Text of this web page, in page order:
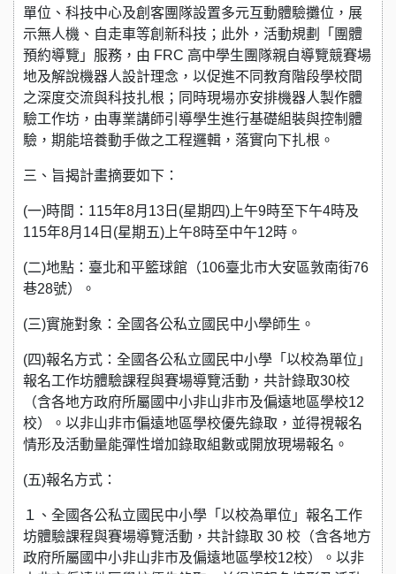
單位、科技中心及創客團隊設置多元互動體驗攤位，展
示無人機、自走車等創新科技；此外，活動規劃「團體
預約導覽」服務，由 FRC 高中學生團隊親自導覽競賽場
地及解說機器人設計理念，以促進不同教育階段學校間
之深度交流與科技扎根；同時現場亦安排機器人製作體
驗工作坊，由專業講師引導學生進行基礎組裝與控制體
驗，期能培養動手做之工程邏輯，落實向下扎根。
三、旨揭計畫摘要如下：
(一)時間：115年8月13日(星期四)上午9時至下午4時及
115年8月14日(星期五)上午8時至中午12時。
(二)地點：臺北和平籃球館（106臺北市大安區敦南街76
巷28號）。
(三)實施對象：全國各公私立國民中小學師生。
(四)報名方式：全國各公私立國民中小學「以校為單位」
報名工作坊體驗課程與賽場導覽活動，共計錄取30校
（含各地方政府所屬國中小非山非市及偏遠地區學校12
校）。以非山非市偏遠地區學校優先錄取，並得視報名
情形及活動量能彈性增加錄取組數或開放現場報名。
(五)報名方式：
１、全國各公私立國民中小學「以校為單位」報名工作
坊體驗課程與賽場導覽活動，共計錄取 30 校（含各地方
政府所屬國中小非山非市及偏遠地區學校12校）。以非